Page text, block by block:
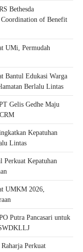
Bethesda
of Benefit
UMi, Permudah
Bantul Edukasi Warga
Berlalu Lintas
Gelis Gedhe Maju
Kepatuhan
Lintas
Perkuat Kepatuhan
UMKM 2026,
Putra Pancasari untuk
Perkuat